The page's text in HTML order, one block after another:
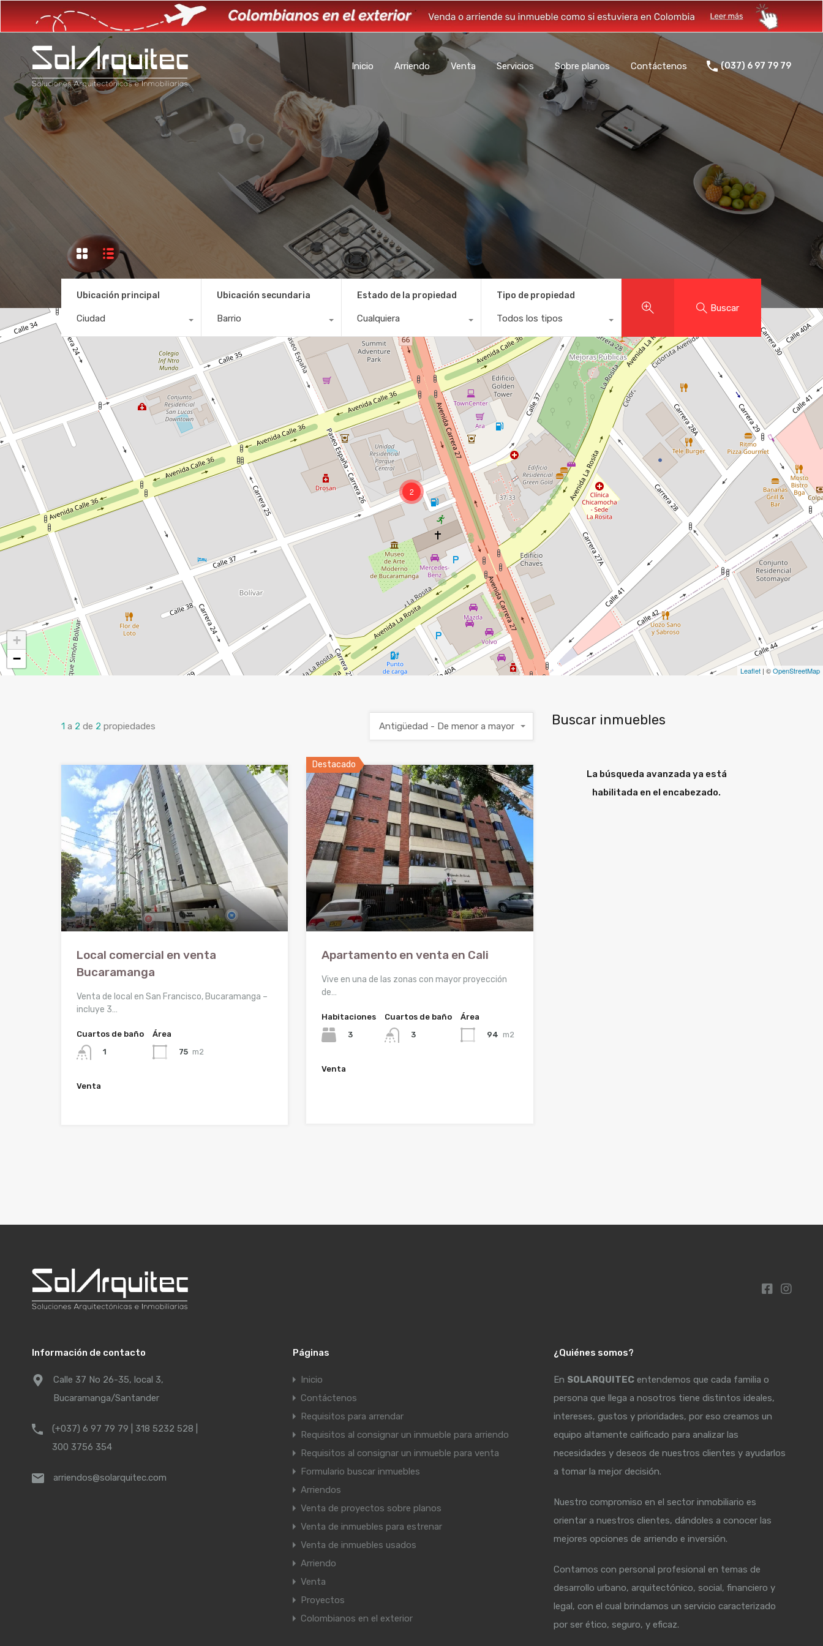
Inicio Arriendo Venta Servicios Sobre planos Contáctenos (037) 6 97 79 79
Ubicación principal
Ciudad
Ubicación secundaria
Barrio
Estado de la propiedad
Cualquiera
Tipo de propiedad
Todos los tipos
Buscar
2
+
−
Leaflet | ©OpenStreetMap
1 a 2 de 2 propiedades Antigüedad - De menor a mayor
Local comercial en venta
Bucaramanga
Venta de local en San Francisco, Bucaramanga –
incluye 3…
Cuartos de baño
1
Área
75 m2
Venta
Destacado
Apartamento en venta en Cali
Vive en una de las zonas con mayor proyección
de…
Habitaciones
3
Cuartos de baño
3
Área
94 m2
Venta
Buscar inmuebles
La búsqueda avanzada ya está
habilitada en el encabezado.
Información de contacto
Calle 37 No 26-35, local 3,
Bucaramanga/Santander
(+037) 6 97 79 79 | 318 5232 528 |
300 3756 354
arriendos@solarquitec.com
Páginas
Inicio
Contáctenos
Requisitos para arrendar
Requisitos al consignar un inmueble para arriendo
Requisitos al consignar un inmueble para venta
Formulario buscar inmuebles
Arriendos
Venta de proyectos sobre planos
Venta de inmuebles para estrenar
Venta de inmuebles usados
Arriendo
Venta
Proyectos
Colombianos en el exterior
¿Quiénes somos?
En SOLARQUITEC entendemos que cada familia o
persona que llega a nosotros tiene distintos ideales,
intereses, gustos y prioridades, por eso creamos un
equipo altamente calificado para analizar las
necesidades y deseos de nuestros clientes y ayudarlos
a tomar la mejor decisión.
Nuestro compromiso en el sector inmobiliario es
orientar a nuestros clientes, dándoles a conocer las
mejores opciones de arriendo e inversión.
Contamos con personal profesional en temas de
desarrollo urbano, arquitectónico, social, financiero y
legal, con el cual brindamos un servicio caracterizado
por ser ético, seguro, y eficaz.